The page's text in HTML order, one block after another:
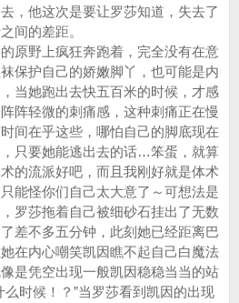
，他这次是要让罗莎知道，失去了
间的差距。
野上疯狂奔跑着，完全没有在意
保护自己的娇嫩脚丫，也可能是内
当她跑出去快五百米的时候，才感
阵轻微的刺痛感，这种刺痛正在慢
间在乎这些，哪怕自己的脚底现在
只要她能逃出去的话…笨蛋，就算
的流派好吧，而且我刚好就是体术
能怪你们自己太大意了～可想法是
罗莎拖着自己被细砂石挂出了无数
差不多五分钟，此刻她已经距离巴
在内心嘲笑凯因瞧不起自己白魔法
是凭空出现一般凯因稳稳当当的站
时候！？”当罗莎看到凯因的出现